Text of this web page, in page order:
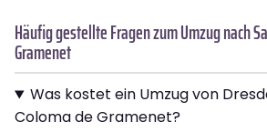
Häufig gestellte Fragen zum Umzug nach
Gramenet
Was kostet ein Umzug von
Coloma de Gramenet?